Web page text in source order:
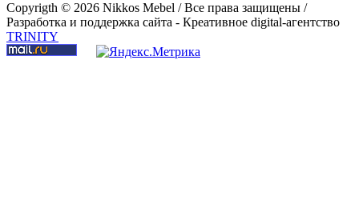
Copyrigth © 2026 Nikkos Mebel / Все права защищены /
Разработка и поддержка сайта - Креативное digital-агентство
TRINITY